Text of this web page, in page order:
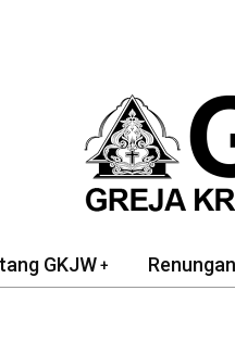
GKJW Renungan